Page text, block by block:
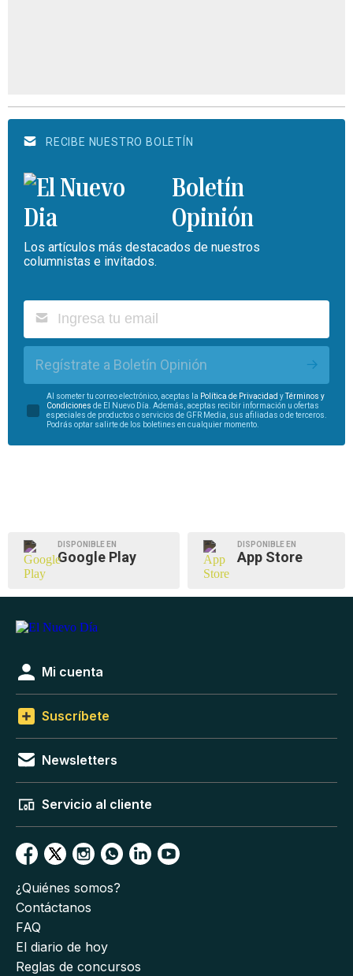
RECIBE NUESTRO BOLETÍN
Boletín
Opinión
Los artículos más destacados de nuestros
columnistas e invitados.
Regístrate a Boletín Opinión
Al someter tu correo electrónico, aceptas la Política de Privacidad yTérminos y
Condiciones de El Nuevo Día. Además, aceptas recibir información u ofertas
especiales de productos o servicios de GFR Media, sus afiliadas o de terceros.
Podrás optar salirte de los boletines en cualquier momento.
DISPONIBLE EN
Google Play
DISPONIBLE EN
App Store
Mi cuenta
Suscríbete
Newsletters
Servicio al cliente
¿Quiénes somos?
Contáctanos
FAQ
El diario de hoy
Reglas de concursos